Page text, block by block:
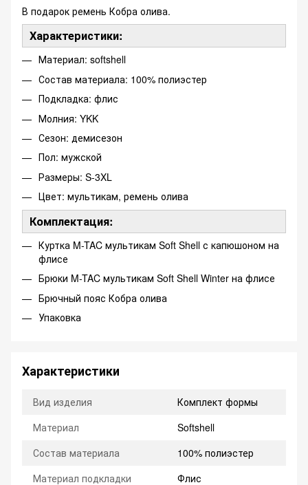
В подарок ремень Кобра олива.
Характеристики:
Материал: softshell
Состав материала: 100% полиэстер
Подкладка: флис
Молния: YKK
Сезон: демисезон
Пол: мужской
Размеры: S-3XL
Цвет: мультикам, ремень олива
Комплектация:
Куртка M-TAC мультикам Soft Shell с капюшоном на
флисе
Брюки M-TAC мультикам Soft Shell Winter на флисе
Брючный пояс Кобра олива
Упаковка
Характеристики
Вид изделия
Комплект формы
Материал
Softshell
Состав материала
100% полиэстер
Материал подкладки
Флис